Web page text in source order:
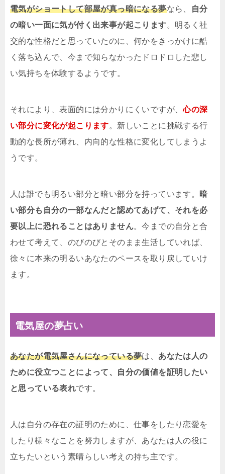
電気がショートして部屋が真っ暗になる夢なら、
自分
の暗い一面に気が付く出来事が起こります。明るく社
交的な性格だと思っていたのに、何かをきっかけに酷
く落ち込んで、今まで知らなかったドロドロした悲し
い気持ちを体験するようです。
それにより、表面的には分かりにくいですが、心の深
い部分に変化が起こります。新しいことに挑戦する行
動的な長所が薄れ、内向的な性格に変化してしまうよ
うです。
人は誰でも明るい部分と暗い部分を持っています。
暗
い部分も自分の一部なんだと認めてあげて、それを必
要以上に恐れることはありません。今までの自分と合
わせて考えて、のびのびとそのまま生活していれば、
徐々に本来の明るいあなたのペースを取り戻していけ
ます。
電気屋の夢占い
あなたが電気屋さんになっている夢は、 あなたは人の
ために役立つことによって、自分の価値を証明したい
と思っている表れです。
人は自分の存在の証明のために、仕事をしたり恋愛を
したり様々なことを努力しますが、あなたは人の役に
立ちたいという素晴らしい考えの持ち主です。